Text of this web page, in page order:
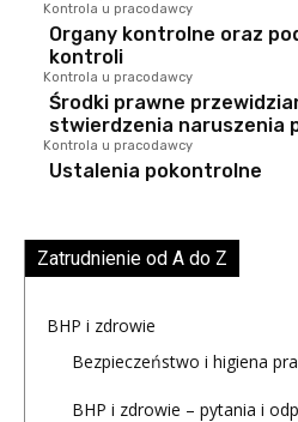
Kontrola u pracodawcy
Organy kontrolne oraz
kontroli
Kontrola u pracodawcy
Środki prawne
stwierdzenia naruszenia
Kontrola u pracodawcy
Ustalenia pokontrolne
Zatrudnienie od A do Z
BHP i zdrowie
Bezpieczeństwo i higiena
BHP i zdrowie – pytania i